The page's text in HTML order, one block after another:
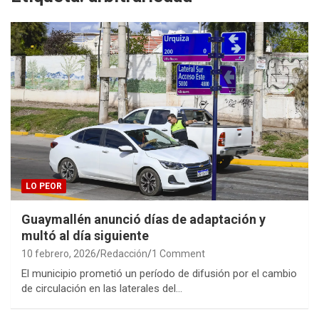
LO PEOR
Guaymallén anunció días de adaptación y
multó al día siguiente
10 febrero, 2026 Redacción 1 Comment
El municipio prometió un período de difusión por el cambio
de circulación en las laterales del…